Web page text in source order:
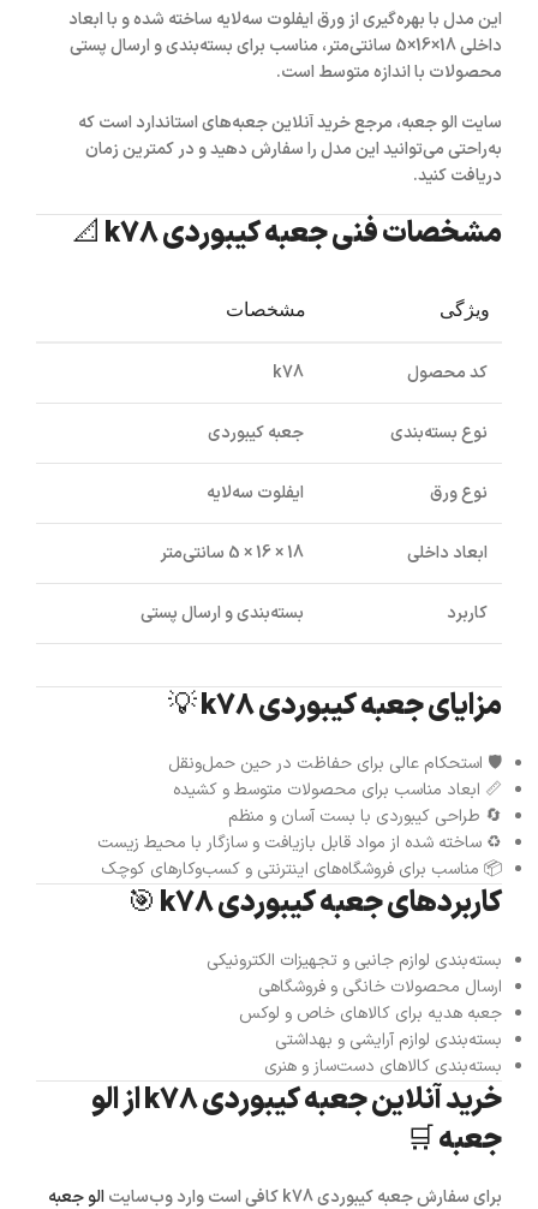
این مدل با بهره‌گیری از ورق ایفلوت سه‌لایه ساخته شده و با ابعاد
داخلی18×16×5 سانتی‌متر
، مناسب برای بسته‌بندی و ارسال پستی
محصولات با اندازه متوسط است.
سایت الو جعبه، مرجع خرید آنلاین جعبه‌های استاندارد است که
به‌راحتی می‌توانید این مدل را سفارش دهید و در کمترین زمان
دریافت کنید.
مشخصات فنی جعبه کیبوردی k78 📐
ویژگی مشخصات
کد محصول k78
نوع بسته‌بندی جعبه کیبوردی
نوع ورق ایفلوت سه‌لایه
ابعاد داخلی 18 × 16 × 5 سانتی‌متر
کاربرد بسته‌بندی و ارسال پستی
مزایای جعبه کیبوردی k78 💡
🛡️ استحکام عالی برای حفاظت در حین حمل‌ونقل
📏 ابعاد مناسب برای محصولات متوسط و کشیده
🔄 طراحی کیبوردی با بست آسان و منظم
♻️ ساخته شده از مواد قابل بازیافت و سازگار با محیط زیست
📦 مناسب برای فروشگاه‌های اینترنتی و کسب‌وکارهای کوچک
کاربردهای جعبه کیبوردی k78 🎯
بسته‌بندی لوازم جانبی و تجهیزات الکترونیکی
ارسال محصولات خانگی و فروشگاهی
جعبه هدیه برای کالاهای خاص و لوکس
بسته‌بندی لوازم آرایشی و بهداشتی
بسته‌بندی کالاهای دست‌ساز و هنری
خرید آنلاین جعبه کیبوردی k78 از الو
جعبه 🛒
برای سفارشجعبه کیبوردی k78 کافی است وارد وب‌سایتالو جعبه